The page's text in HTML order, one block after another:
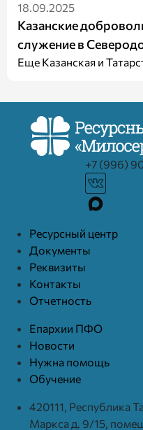
18.09.2025
Казанские
служение в
Еще Казанская и
+7 (996)
Ресурcный центр
Документы
Реквизиты
Контакты
Отчетность
Епархии ПФО
Новости
Нужна помощь
Обучение
420111, Республика
Маркса д. 9/15,